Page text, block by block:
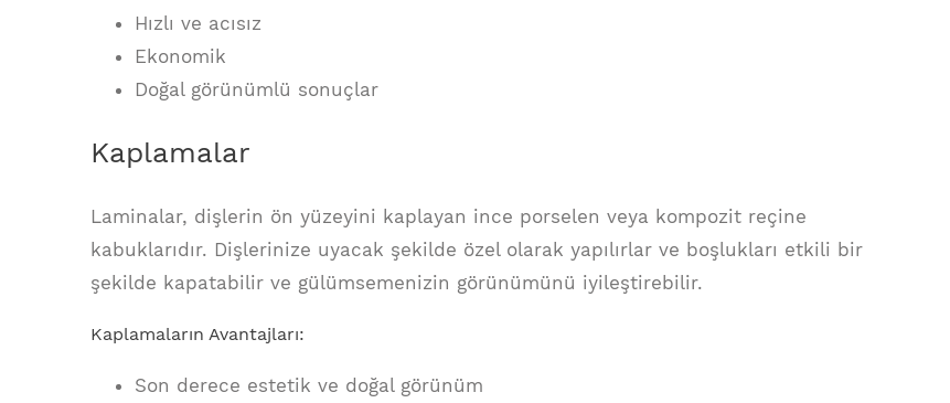
Hızlı ve acısız
Ekonomik
Doğal görünümlü sonuçlar
Kaplamalar
Laminalar, dişlerin ön yüzeyini kaplayan ince porselen veya kompozit reçine
kabuklarıdır. Dişlerinize uyacak şekilde özel olarak yapılırlar ve boşlukları etkili bir
şekilde kapatabilir ve gülümsemenizin görünümünü iyileştirebilir.
Kaplamaların Avantajları:
Son derece estetik ve doğal görünüm